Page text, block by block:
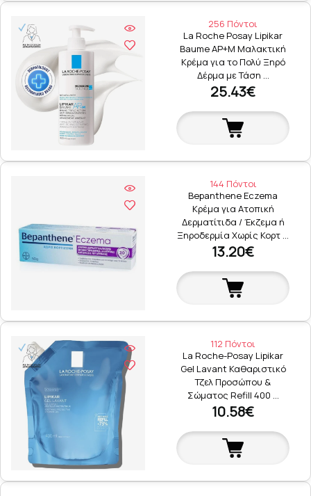
256 Πόντοι
La Roche Posay Lipikar
Baume AP+M Μαλακτική
Κρέμα για το Πολύ Ξηρό
Δέρμα με Τάση …
25.43€
144 Πόντοι
Bepanthene Eczema
Κρέμα για Ατοπική
Δερματίτιδα / Έκζεμα ή
Ξηροδερμία Χωρίς Κορτ …
13.20€
112 Πόντοι
La Roche-Posay Lipikar
Gel Lavant Καθαριστικό
Τζελ Προσώπου &
Σώματος Refill 400 …
10.58€